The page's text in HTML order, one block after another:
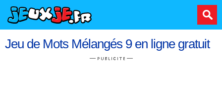
Jeu de Mots Mélangés 9 en ligne gratuit